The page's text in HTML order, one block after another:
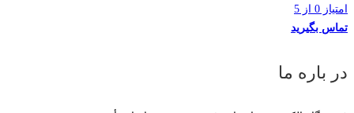
امتیاز 0 از 5
تماس بگیرید
در باره ما